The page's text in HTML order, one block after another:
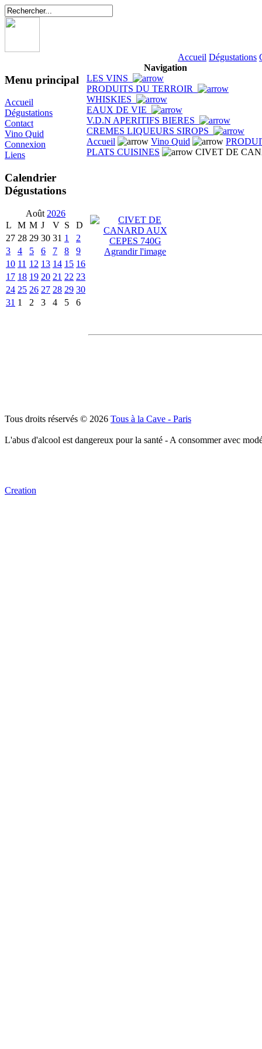
Accueil Dégustations
Menu principal
Accueil
Dégustations
Contact
Vino Quid
Connexion
Liens
Calendrier
Dégustations
Août 2026
L
M M J V S
D
27 28 29 30 31 1
2
3
4 5 6 7 8
9
10 11 12 13 14 15 16
17 18 19 20 21 22 23
24 25 26 27 28 29 30
31 1 2 3 4 5 6
Navigation
LES VINS
PRODUITS DU TERROIR
WHISKIES
EAUX DE VIE
V.D.N APERITIFS BIERES
CREMES LIQUEURS SIROPS
Accueil
Vino Quid
PLATS CUISINES
CIVET DE
Agrandir l'image
Tous droits réservés © 2026 Tous à la Cave - Paris
L'abus d'alcool est dangereux pour la santé - A consommer avec
Creation